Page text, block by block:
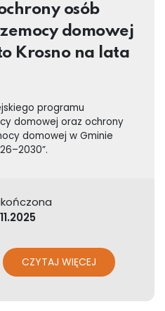
osób
domowej
Krosno na lata
programu
domowej oraz ochrony
domowej w Gminie
CZYTAJ WIĘCEJ